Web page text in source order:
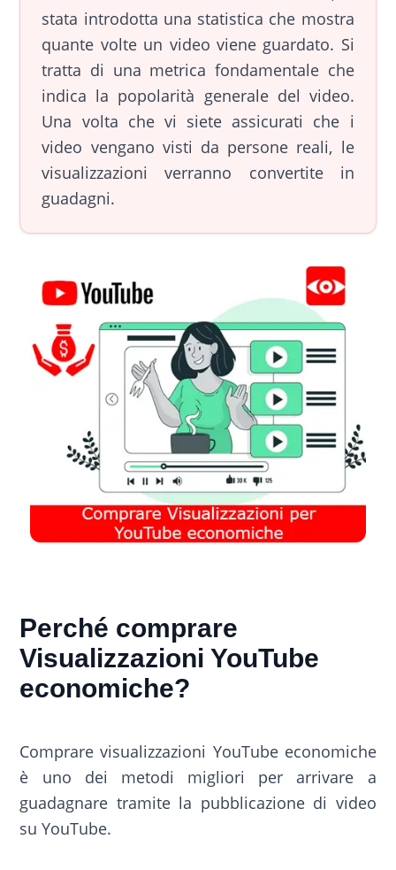
stata introdotta una statistica che mostra
quante volte un video viene guardato. Si
tratta di una metrica fondamentale che
indica la popolarità generale del video.
Una volta che vi siete assicurati che i
video vengano visti da persone reali, le
visualizzazioni verranno convertite in
guadagni.
Perché comprare
Visualizzazioni YouTube
economiche?
Comprare visualizzazioni YouTube economiche
è uno dei metodi migliori per arrivare a
guadagnare tramite la pubblicazione di video
su YouTube.